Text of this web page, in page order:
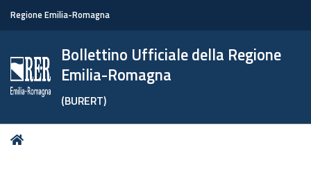
Regione Emilia-Romagna
Bollettino Ufficiale della Regione
Emilia-Romagna
(BURERT)
Tu